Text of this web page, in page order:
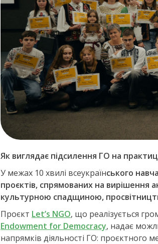
Як виглядає підсилення ГО на
У межах 10 хвилі всеукраїнського
проєктів, спрямованих на
культурною спадщиною,
Проєкт Let’s NGO, що реалізується
Endowment for Democracy, надає
напрямків діяльності ГО: проєктного